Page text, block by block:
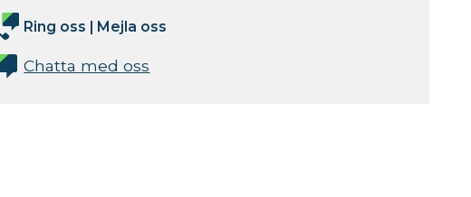
Ring oss | Mejla oss
Chatta med oss